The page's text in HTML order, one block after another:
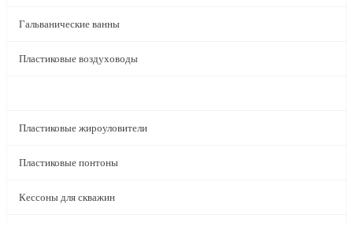
Гальванические ванны
Пластиковые воздуховоды
Пластиковые жироуловители
Пластиковые понтоны
Кессоны для скважин